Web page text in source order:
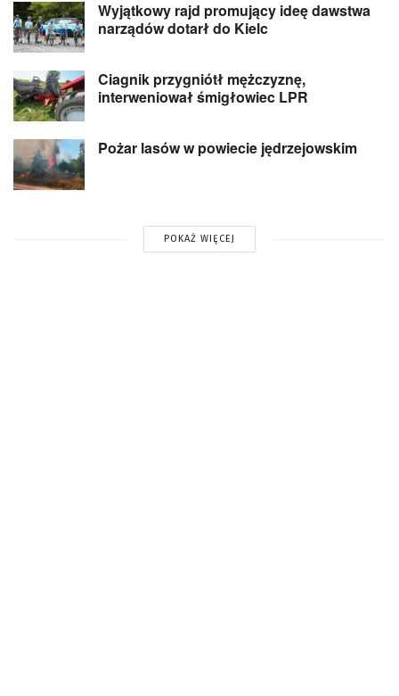
Wyjątkowy rajd promujący ideę dawstwa
narządów dotarł do Kielc
Ciagnik przygniótł mężczyznę,
interweniował śmigłowiec LPR
Pożar lasów w powiecie jędrzejowskim
POKAŻ WIĘCEJ